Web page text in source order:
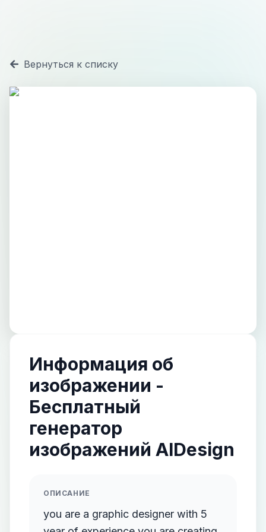
Вернуться к списку
Информация об
изображении -
Бесплатный
генератор
изображений AIDesign
ОПИСАНИЕ
you are a graphic designer with 5